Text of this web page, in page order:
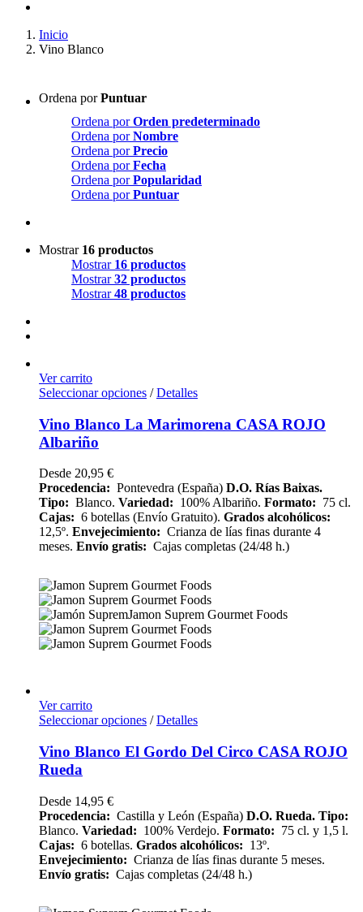
Inicio
Vino Blanco
Ordena porPuntuar
Ordena porOrden predeterminado
Ordena porNombre
Ordena porPrecio
Ordena porFecha
Ordena porPopularidad
Ordena porPuntuar
Mostrar 16 productos
Mostrar 16 productos
Mostrar32 productos
Mostrar48 productos
Ver carrito
Seleccionar opciones / Detalles
Vino Blanco La Marimorena CASA ROJO
Albariño
Desde 20,95 €
Procedencia: Pontevedra (España) D.O. Rías Baixas.
Tipo: Blanco. Variedad: 100% Albariño. Formato: 75 cl.
Cajas: 6 botellas (Envío Gratuito). Grados alcohólicos:
12,5º. Envejecimiento: Crianza de lías finas durante 4
meses. Envío gratis: Cajas completas (24/48 h.)
Ver carrito
Seleccionar opciones / Detalles
Vino Blanco El Gordo Del Circo CASA ROJO
Rueda
Desde 14,95 €
Procedencia: Castilla y León (España) D.O. Rueda. Tipo:
Blanco. Variedad: 100% Verdejo. Formato: 75 cl. y 1,5 l.
Cajas: 6 botellas. Grados alcohólicos: 13º.
Envejecimiento: Crianza de lías finas durante 5 meses.
Envío gratis: Cajas completas (24/48 h.)